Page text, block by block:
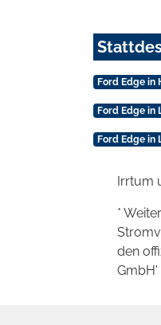
Ford Edge in
Ford Edge in
Ford Edge in
Irrtum
*
den
GmbH'